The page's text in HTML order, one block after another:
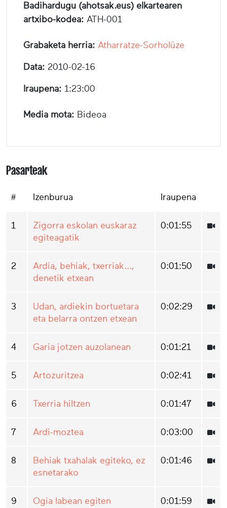
Badihardugu (ahotsak.eus) elkartearen
artxibo-kodea: ATH-001
Grabaketa herria: Atharratze-Sorholüze
Data: 2010-02-16
Iraupena: 1:23:00
Media mota: Bideoa
Pasarteak
# Izenburua Iraupena
1
Zigorra eskolan euskaraz
egiteagatik
0:01:55
2
Ardia, behiak, txerriak...,
denetik etxean
0:01:50
3
Udan, ardiekin bortuetara
eta belarra ontzen etxean
0:02:29
4 Garia jotzen auzolanean 0:01:21
5 Artozuritzea 0:02:41
6 Txerria hiltzen 0:01:47
7 Ardi-moztea 0:03:00
8
Behiak txahalak egiteko, ez
esnetarako
0:01:46
9 Ogia labean egiten 0:01:59